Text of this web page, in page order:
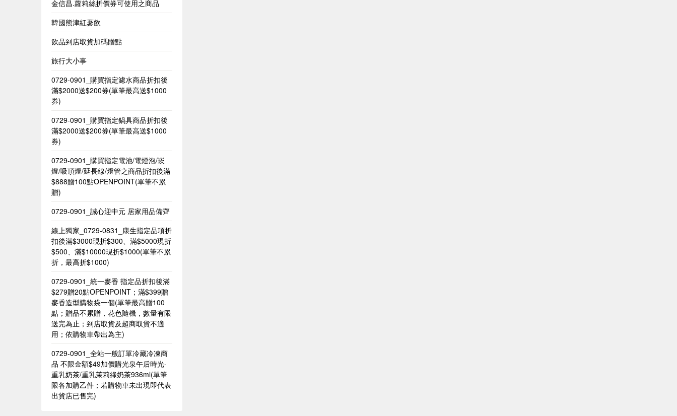
金信昌.蘿莉絲折價券可使用之商品
韓國熊津紅蔘飲
飲品到店取貨加碼贈點
旅行大小事
0729-0901_購買指定濾水商品折扣後
滿$2000送$200券(單筆最高送$1000
券)
0729-0901_購買指定鍋具商品折扣後
滿$2000送$200券(單筆最高送$1000
券)
0729-0901_購買指定電池/電燈泡/崁
燈/吸頂燈/延長線/燈管之商品折扣後滿
$888贈100點OPENPOINT(單筆不累
贈)
0729-0901_誠心迎中元 居家用品備齊
線上獨家_0729-0831_康生指定品項折
扣後滿$3000現折$300、滿$5000現折
$500、滿$10000現折$1000(單筆不累
折，最高折$1000)
0729-0901_統一麥香​ 指定品折扣後滿
$279贈20點OPENPOINT；滿$399贈
麥香造型購物袋一個(單筆最高贈100
點；贈品不累贈，花色隨機，數量有限
送完為止；到店取貨及超商取貨不適
用；依購物車帶出為主)​
0729-0901_全站一般訂單冷藏冷凍商
品 不限金額$49加價購光泉午后時光-
重乳奶茶/重乳茉莉綠奶茶936ml(單筆
限各加購乙件；若購物車未出現即代表
出貨店已售完)